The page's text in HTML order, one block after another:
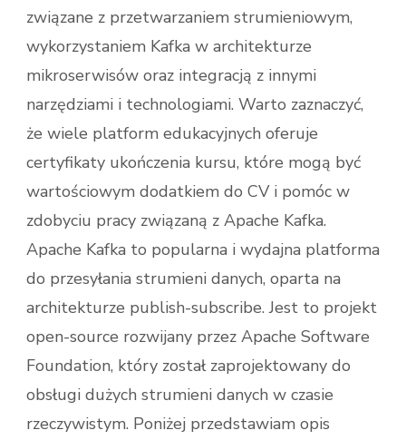
związane z przetwarzaniem strumieniowym,
wykorzystaniem Kafka w architekturze
mikroserwisów oraz integracją z innymi
narzędziami i technologiami. Warto zaznaczyć,
że wiele platform edukacyjnych oferuje
certyfikaty ukończenia kursu, które mogą być
wartościowym dodatkiem do CV i pomóc w
zdobyciu pracy związaną z Apache Kafka.
Apache Kafka to popularna i wydajna platforma
do przesyłania strumieni danych, oparta na
architekturze publish-subscribe. Jest to projekt
open-source rozwijany przez Apache Software
Foundation, który został zaprojektowany do
obsługi dużych strumieni danych w czasie
rzeczywistym. Poniżej przedstawiam opis